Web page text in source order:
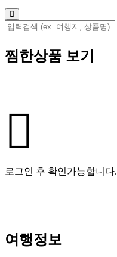
찜한상품 보기
로그인 후 확인가능합니다.
여행정보